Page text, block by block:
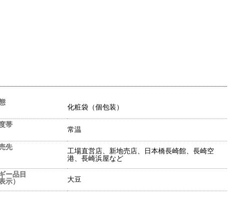
化粧袋（個包装）
帯
常温
先
工場直営店、新地売店、日本橋長崎館、長崎空
港、長崎浜屋など
ー品目
示）
大豆